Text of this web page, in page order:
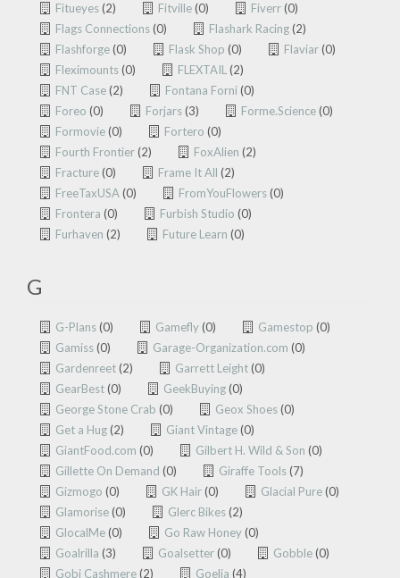
Fitueyes(2) Fitville(0) Fiverr(0)
Flags Connections(0) Flashark Racing(2)
Flashforge(0) Flask Shop (0) Flaviar(0)
Fleximounts(0) FLEXTAIL (2)
FNT Case(2) Fontana Forni(0)
Foreo (0) Forjars(3) Forme.Science(0)
Formovie(0) Fortero (0)
Fourth Frontier(2) FoxAlien (2)
Fracture(0) Frame It All (2)
FreeTaxUSA (0) FromYouFlowers(0)
Frontera (0) Furbish Studio (0)
Furhaven (2) Future Learn (0)
G
G-Plans(0) Gamefly(0) Gamestop (0)
Gamiss(0) Garage-Organization.com (0)
Gardenreet(2) Garrett Leight(0)
GearBest(0) GeekBuying(0)
George Stone Crab (0) Geox Shoes(0)
Get a Hug(2) Giant Vintage(0)
GiantFood.com (0) Gilbert H. Wild & Son (0)
Gillette On Demand (0) Giraffe Tools(7)
Gizmogo (0) GK Hair(0) Glacial Pure(0)
Glamorise(0) Glerc Bikes(2)
GlocalMe(0) Go Raw Honey(0)
Goalrilla (3) Goalsetter(0) Gobble(0)
Gobi Cashmere(2) Goelia (4)